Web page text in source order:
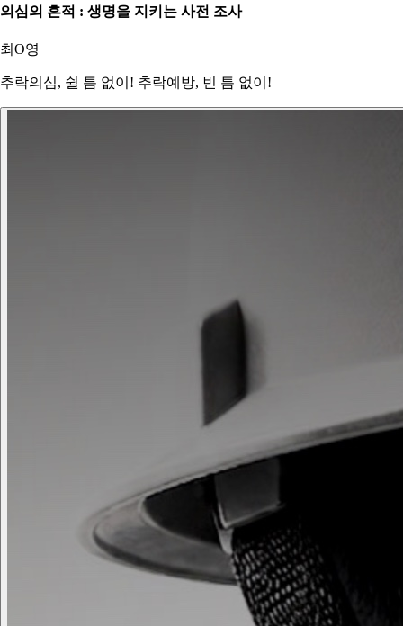
의심의 흔적 : 생명을 지키는 사전 조사
최O영
추락의심, 쉴 틈 없이! 추락예방, 빈 틈 없이!